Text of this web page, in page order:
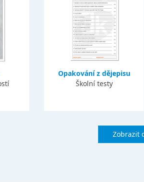
Opakování z dějepisu
Školní testy
Zobrazit